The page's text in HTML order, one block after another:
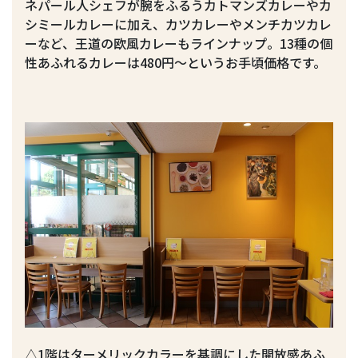
ネパール人シェフが腕をふるうカトマンズカレーやカ
シミールカレーに加え、カツカレーやメンチカツカレ
ーなど、王道の欧風カレーもラインナップ。13種の個
性あふれるカレーは480円～というお手頃価格です。
△1階はターメリックカラーを基調にした開放感あふ